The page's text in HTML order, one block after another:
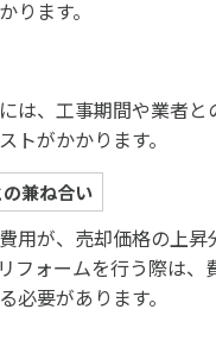
ります。
は、工事期間や業者と
トがかかります。
兼ね合い
用が、売却価格の上
フォームを行う際は、
必要があります。